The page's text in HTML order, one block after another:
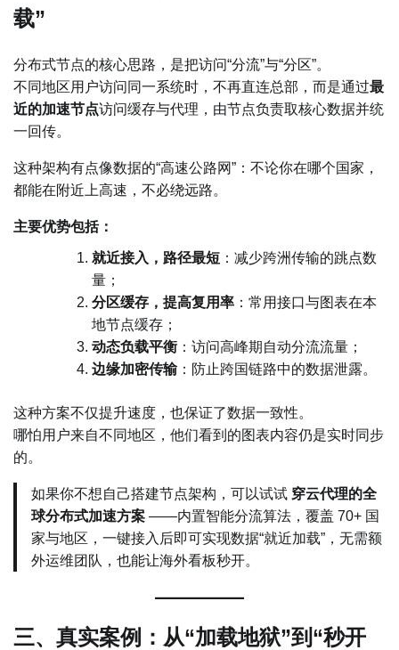
载”
分布式节点的核心思路，是把访问“分流”与“分区”。
不同地区用户访问同一系统时，不再直连总部，而是通过最
近的加速节点访问缓存与代理，由节点负责取核心数据并统
一回传。
这种架构有点像数据的“高速公路网”：不论你在哪个国家，
都能在附近上高速，不必绕远路。
主要优势包括：
就近接入，路径最短 ：减少跨洲传输的跳点数
量；
分区缓存，提高复用率 ：常用接口与图表在本
地节点缓存；
动态负载平衡 ：访问高峰期自动分流流量；
边缘加密传输：防止跨国链路中的数据泄露。
这种方案不仅提升速度，也保证了数据一致性。
哪怕用户来自不同地区，他们看到的图表内容仍是实时同步
的。
如果你不想自己搭建节点架构，可以试试 穿云代理的全
球分布式加速方案 ——内置智能分流算法，覆盖 70+ 国
家与地区，一键接入后即可实现数据“就近加载”，无需额
外运维团队，也能让海外看板秒开。
三、真实案例：从“加载地狱”到“秒开